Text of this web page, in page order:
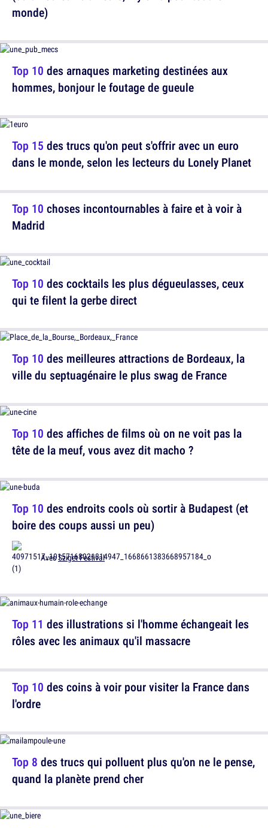
monde)
Top 15 des trucs qu'on peut s'offrir avec un euro
dans le monde, selon les lecteurs du Lonely Planet
Top 10 des cocktails les plus dégueulasses, ceux
qui te filent la gerbe direct
Top 10 des affiches de films où on ne voit pas la
tête de la meuf, vous avez dit macho ?
Top 11 des illustrations si l'homme échangeait les
rôles avec les animaux qu'il massacre
Top 8 des trucs qui polluent plus qu'on ne le pense,
quand la planète prend cher
Top 10 des arnaques marketing destinées aux
hommes, bonjour le foutage de gueule
Top 10 choses incontournables à faire et à voir à
Madrid
Top 10 des meilleures attractions de Bordeaux, la
ville du septuagénaire le plus swag de France
Top 10 des endroits cools où sortir à Budapest (et
boire des coups aussi un peu)
AvecSziget Festival
Top 10 des coins à voir pour visiter la France dans
l'ordre